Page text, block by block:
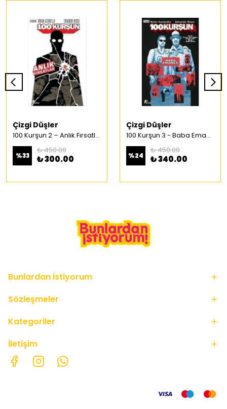
Çizgi Düşler
100 Kurşun 2 – Anlık Fırsatlar Türkçe Çizgi Roman
%33
₺ 450.00
₺ 300.00
Çizgi Düşler
100 Kurşun 3 - Baba Emaneti Türkçe Çizgi Roman
%24
₺ 450.00
₺ 340.00
Bunlardan İstiyorum
Sözleşmeler
Kategoriler
İletişim